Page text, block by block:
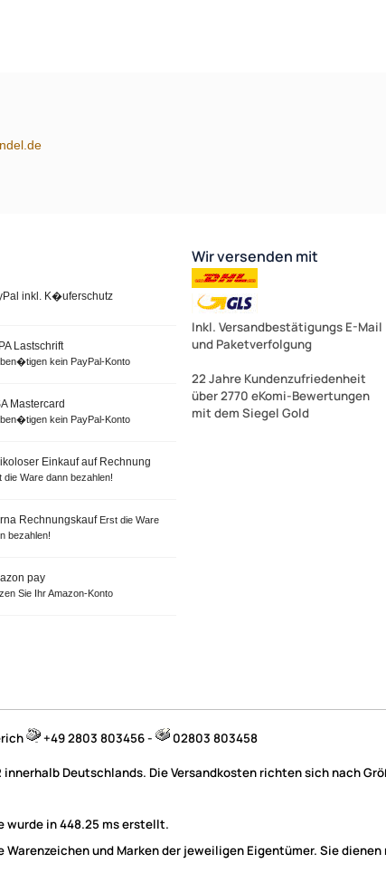
inkl. K�uferschutz
Lastschrift
kein PayPal-Konto
Mastercard
kein PayPal-Konto
Einkauf auf Rechnung
die Ware dann bezahlen!
Rechnungskauf Erst die Ware
bezahlen!
pay
Sie Ihr Amazon-Konto
Wir versenden mit
Inkl. Versandbestätigungs E-Mail
und Paketverfolgung
22 Jahre Kundenzufriedenheit
über 2770 eKomi-Bewertungen
mit dem Siegel Gold
+49 2803 803456 - 02803 803458
Deutschlands. Die Versandkosten richten sich nach
wurde in 448.25 ms erstellt.
und Marken der jeweiligen Eigentümer. Sie